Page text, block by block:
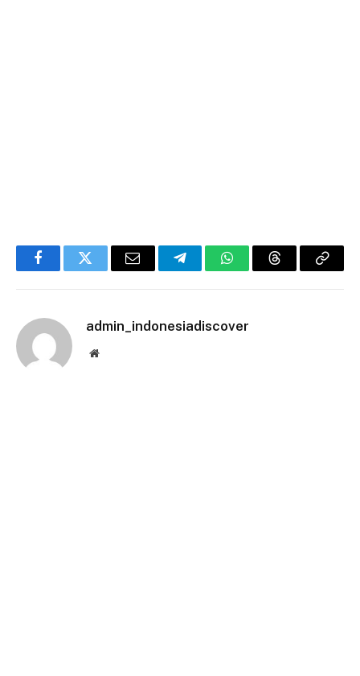
FacebookTwitter Email TelegramWhatsAppThreadsCopy
admin_indonesiadiscover
Website